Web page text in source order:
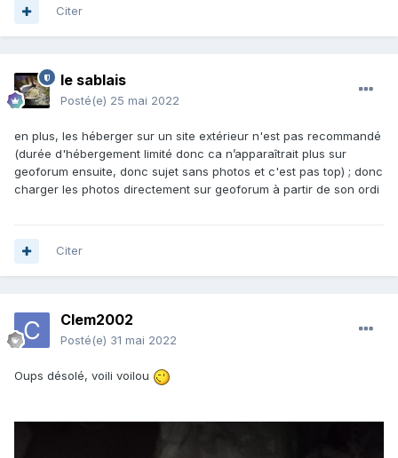
Citer
le sablais
Posté(e) 25 mai 2022
en plus, les héberger sur un site extérieur n'est pas recommandé
(durée d'hébergement limité donc ca n’apparaîtrait plus sur
geoforum ensuite, donc sujet sans photos et c'est pas top) ; donc
charger les photos directement sur geoforum à partir de son ordi
Citer
Clem2002
Posté(e) 31 mai 2022
Oups désolé, voili voilou